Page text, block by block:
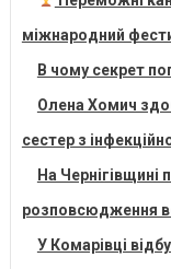
міжнародний
В чому секрет
Олена Хомич
сестер з
На Чернігівщині
розповсюдження
У Комарівці